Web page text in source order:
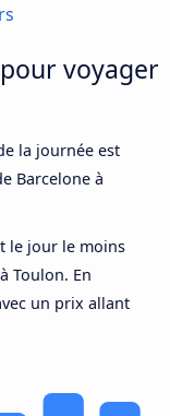
voyager
la journée est
Barcelone à
le jour le moins
Toulon. En
un prix allant